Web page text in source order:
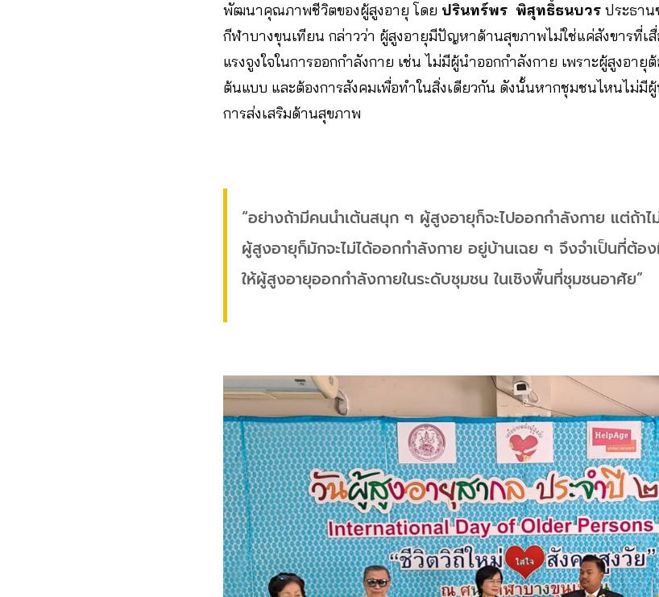
พัฒนาคุณภาพชีวิตของผู้สูงอายุ โดย ปรินทร์พร พิสุทธิ์ธนบวร ประธา
กีฬาบางขุนเทียน กล่าวว่า ผู้สูงอายุมีปัญหาด้านสุขภาพไม่ใช่แค่สังขารที่เสื่
แรงจูงใจในการออกกำลังกาย เช่น ไม่มีผู้นำออกกำลังกาย เพราะผู้สูงอายุ
ต้นแบบ และต้องการสังคมเพื่อทำในสิ่งเดียวกัน ดังนั้นหากชุมชนไหนไม่มี
การส่งเสริมด้านสุขภาพ
“อย่างถ้ามีคนนำเต้นสนุก ๆ ผู้สูงอายุก็จะไปออกกำลังกาย แต่ถ้าไ
ผู้สูงอายุก็มักจะไม่ได้ออกกำลังกาย อยู่บ้านเฉย ๆ จึงจำเป็นที่ต้อ
ให้ผู้สูงอายุออกกำลังกายในระดับชุมชน ในเชิงพื้นที่ชุมชนอาศัย”